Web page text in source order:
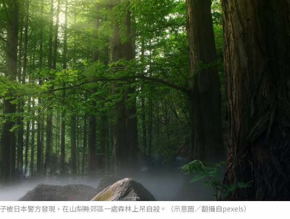
被日本警方發現，在山梨縣郊區一處森林上吊自殺。（示意圖／翻攝自pexels）